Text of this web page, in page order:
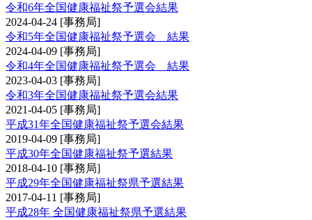
令和6年全国健康福祉祭予選会結果
2024-04-24 [事務局]
令和5年全国健康福祉祭予選会 結果
2024-04-09 [事務局]
令和4年全国健康福祉祭予選会 結果
2023-04-03 [事務局]
令和3年全国健康福祉祭予選会結果
2021-04-05 [事務局]
平成31年全国健康福祉祭予選会結果
2019-04-09 [事務局]
平成30年全国健康福祉祭予選結果
2018-04-10 [事務局]
平成29年全国健康福祉祭県予選結果
2017-04-11 [事務局]
平成28年 全国健康福祉祭県予選結果